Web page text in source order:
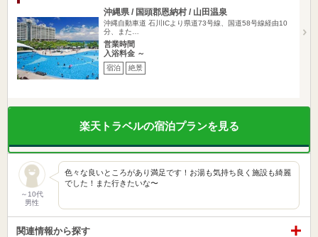
沖縄県 / 国頭郡恩納村 / 山田温泉
沖縄自動車道 石川ICより県道73号線、国道58号線経由10
分、また…
営業時間
入浴料金 ～
宿泊 絶景
楽天トラベルの宿泊プランを見る
～10代
男性
色々な良いところがあり満足です！お湯も気持ち良く施設も綺麗
でした！また行きたいな〜
関連情報から探す